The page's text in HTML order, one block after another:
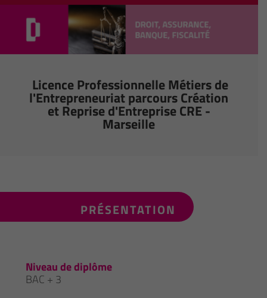
Licence Professionnelle Métiers de
l'Entrepreneuriat parcours Création
et Reprise d'Entreprise CRE -
Marseille
PRÉSENTATION
Niveau de diplôme
BAC + 3